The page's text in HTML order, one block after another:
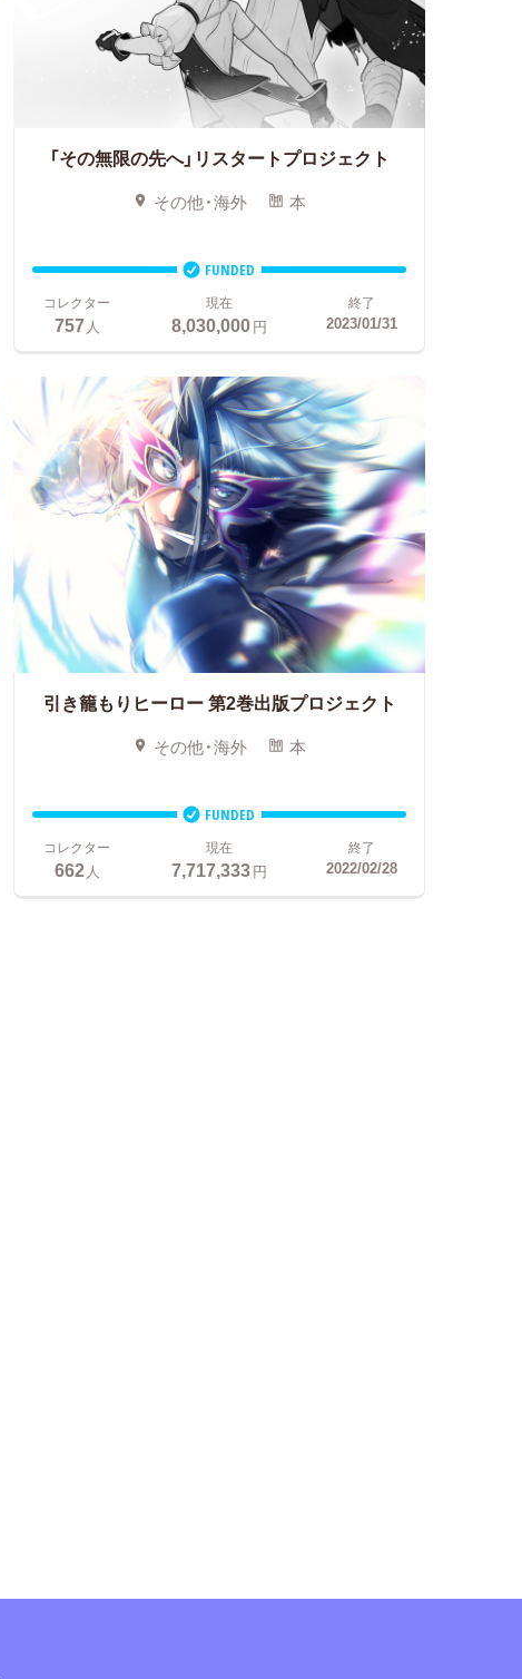
「その無限の先へ」リスタートプロジェクト
その他・海外 本
FUNDED
コレクター
757人
現在
8,030,000円
終了
2023/01/31
引き籠もりヒーロー第2巻出版プロジェクト
その他・海外 本
FUNDED
コレクター
662人
現在
7,717,333円
終了
2022/02/28